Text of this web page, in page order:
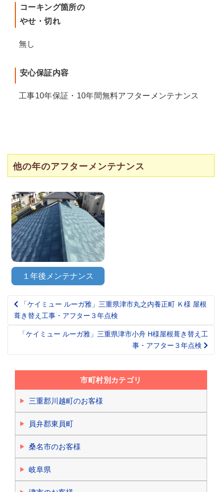
コーキング箇所の
やせ・切れ
無し
安心保証内容
工事10年保証・10年間無料アフターメンテナンス
他の年のアフターメンテナンス
１年後メンテナンス
Post
navigation
「ケイミュー ルーガ雅」三重県津市丸之内養正町 Ｋ様 屋根
葺き替え工事・アフター３年点検
「ケイミュー ルーガ雅」三重県津市小舟 H様屋根葺き替え工
事・アフター３年点検
市町村別カテゴリ
三重郡川越町のお客様
員弁郡東員町
桑名市のお客様
岐阜県